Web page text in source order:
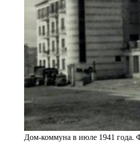
Дом-коммуна в июле 1941 года.